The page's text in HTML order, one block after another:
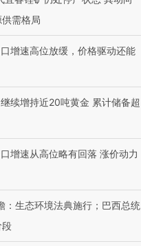
需格局
增速高位放缓，价格驱动还能
续增持近20吨黄金 累计储备超
增速从高位略有回落 涨价动力
：生态环境法典施行；巴西总统
段